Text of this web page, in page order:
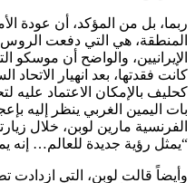
ربما، بل من المؤكد، أن عودة
المنطقة، هي التي دفعت
الإيرانيين، والواضح أن موسكو
كانت فقدتها، بعد انهيار
كحليف بالإمكان الاعتماد عليه
بات اليمين الغربي ينظر إليه
الفرنسية مارين لوبن، خلال
“يمثل رؤية جديدة للعالم… إنه
وأيضاً قالت لوبن، التي ازدادت